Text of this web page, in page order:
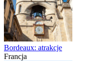
Bordeaux: atrakcje
Francja